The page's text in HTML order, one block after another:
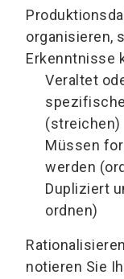
organisieren,
Erkenntnisse
Veraltet
(streichen)
Müssen
werden
Dupliziert
ordnen)
notieren Sie